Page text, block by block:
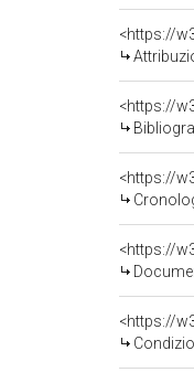
<https://
<https://
<https://
<https://
<https://